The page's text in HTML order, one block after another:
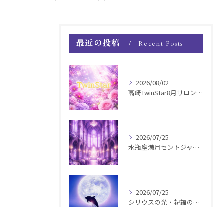
最近の投稿 Recent Posts
2026/08/02
高崎TwinStar8月サロンお知らせ
2026/07/25
水瓶座満月セントジャーメインGSVF遠隔お知らせ
2026/07/25
シリウスの光・祝福の波動チャージ遠隔お知らせ〜銀河新年〜